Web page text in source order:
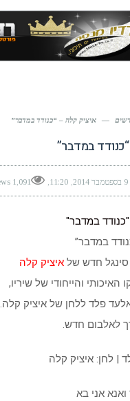
— איציק קלה – “כנודד במדבר”
במדבר”
9 בספטמבר 2014 11:20
1,091 views
במדבר”
סינגל חדש של איציק קלה
והייחודי של שיריו,
פלד ללחן של איציק קלה.
לאלבום חדש.
| לחן: איציק קלה
אני בא